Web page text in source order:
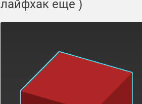
лайфхак еще )